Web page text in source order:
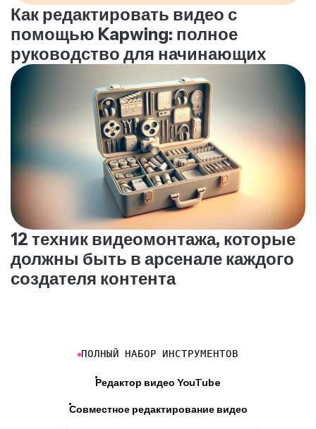
Как редактировать видео с
помощью Kapwing: полное
руководство для начинающих
12 техник видеомонтажа, которые
должны быть в арсенале каждого
создателя контента
ПОЛНЫЙ НАБОР ИНСТРУМЕНТОВ
Редактор видео YouTube
Совместное редактирование видео